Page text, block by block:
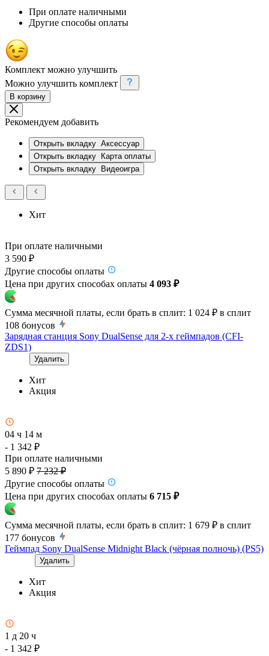
При оплате наличными
Другие способы оплаты
Комплект можно улучшить
Можно улучшить комплект
В корзину
Рекомендуем добавить
Открыть вкладку Аксессуар
Открыть вкладку Карта оплаты
Открыть вкладку Видеоигра
Хит
При оплате наличными
3 590 ₽
Другие способы оплаты
Цена при других способах оплаты 4 093 ₽
Сумма месячной платы, если брать в сплит: 1 024 ₽ в сплит
108 бонусов
Зарядная станция Sony DualSense для 2-х геймпадов (CFI-
ZDS1)
Удалить
Хит
Акция
04 ч 14 м
- 1 342 ₽
При оплате наличными
5 890 ₽ 7 232 ₽
Другие способы оплаты
Цена при других способах оплаты 6 715 ₽
Сумма месячной платы, если брать в сплит: 1 679 ₽ в сплит
177 бонусов
Геймпад Sony DualSense Midnight Black (чёрная полночь) (PS5)
Удалить
Хит
Акция
1 д 20 ч
- 1 342 ₽